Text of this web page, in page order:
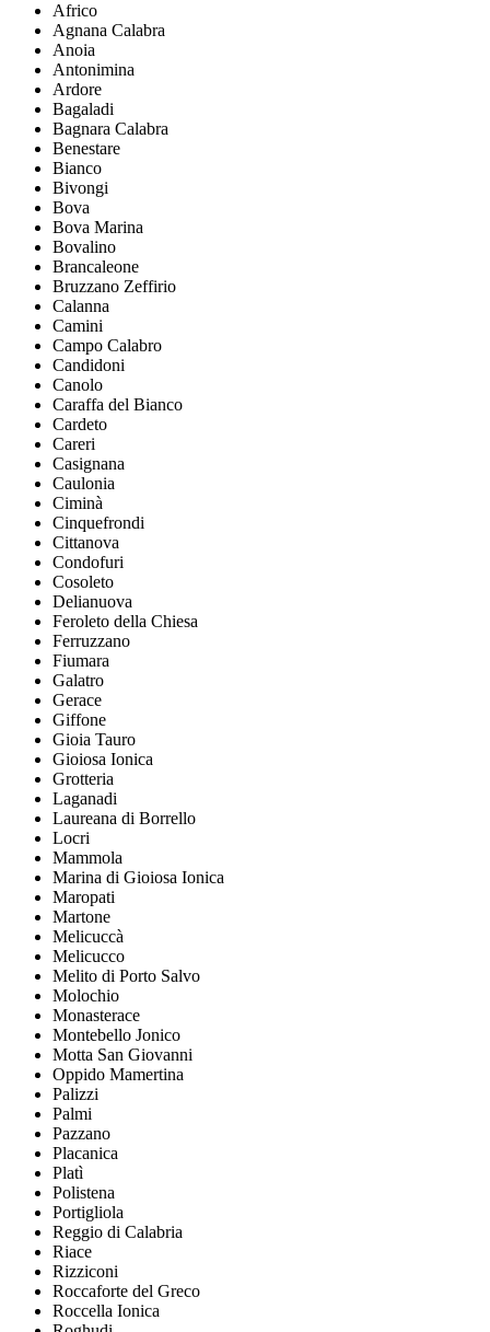
Africo
Agnana Calabra
Anoia
Antonimina
Ardore
Bagaladi
Bagnara Calabra
Benestare
Bianco
Bivongi
Bova
Bova Marina
Bovalino
Brancaleone
Bruzzano Zeffirio
Calanna
Camini
Campo Calabro
Candidoni
Canolo
Caraffa del Bianco
Cardeto
Careri
Casignana
Caulonia
Ciminà
Cinquefrondi
Cittanova
Condofuri
Cosoleto
Delianuova
Feroleto della Chiesa
Ferruzzano
Fiumara
Galatro
Gerace
Giffone
Gioia Tauro
Gioiosa Ionica
Grotteria
Laganadi
Laureana di Borrello
Locri
Mammola
Marina di Gioiosa Ionica
Maropati
Martone
Melicuccà
Melicucco
Melito di Porto Salvo
Molochio
Monasterace
Montebello Jonico
Motta San Giovanni
Oppido Mamertina
Palizzi
Palmi
Pazzano
Placanica
Platì
Polistena
Portigliola
Reggio di Calabria
Riace
Rizziconi
Roccaforte del Greco
Roccella Ionica